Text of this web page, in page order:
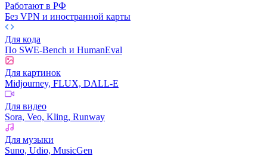
Работают в РФ
Без VPN и иностранной карты
Для кода
По SWE-Bench и HumanEval
Для картинок
Midjourney, FLUX, DALL-E
Для видео
Sora, Veo, Kling, Runway
Для музыки
Suno, Udio, MusicGen